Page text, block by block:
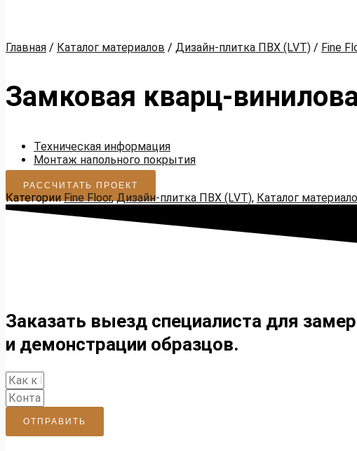
Главная / Каталог материалов / Дизайн-плитка ПВХ (LVT) / Fine
Замковая кварц-
Техническая информация
Монтаж напольного покрытия
РАССЧИТАТЬ ПРОЕКТ
Категории Fine Floor,Дизайн-плитка ПВХ (LVT), Каталог
Заказать выезд специалиста для
и демонстрации образцов.
ОТПРАВИТЬ